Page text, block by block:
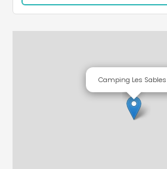
Camping Les Sables